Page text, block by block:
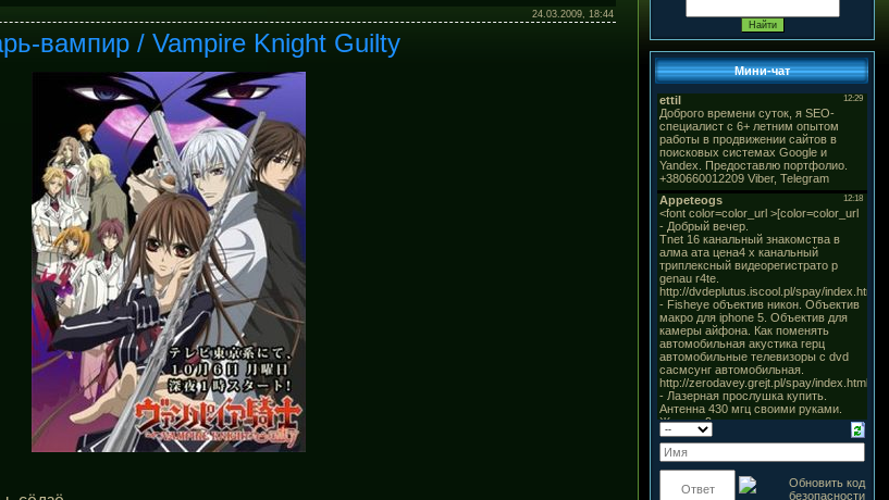
24.03.2009, 18:44
вампир / Vampire Knight Guilty
Мини-чат